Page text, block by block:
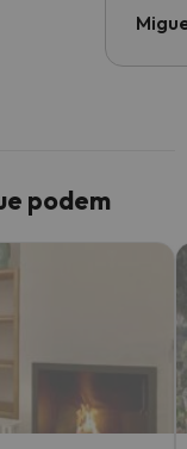
podem